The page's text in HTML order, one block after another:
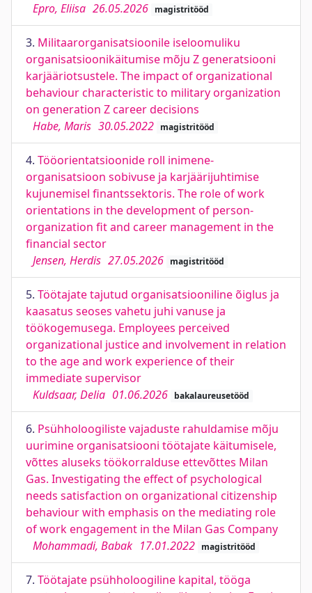
Epro, Eliisa 26.05.2026 magistritööd
3. Militaarorganisatsioonile iseloomuliku
organisatsioonikäitumise mõju Z generatsiooni
karjääriotsustele. The impact of organizational
behaviour characteristic to military organization
on generation Z career decisions
Habe, Maris 30.05.2022 magistritööd
4. Tööorientatsioonide roll inimene-
organisatsioon sobivuse ja karjäärijuhtimise
kujunemisel finantssektoris. The role of work
orientations in the development of person-
organization fit and career management in the
financial sector
Jensen, Herdis 27.05.2026 magistritööd
5. Töötajate tajutud organisatsiooniline õiglus ja
kaasatus seoses vahetu juhi vanuse ja
töökogemusega. Employees perceived
organizational justice and involvement in relation
to the age and work experience of their
immediate supervisor
Kuldsaar, Delia 01.06.2026 bakalaureusetööd
6. Psühholoogiliste vajaduste rahuldamise mõju
uurimine organisatsiooni töötajate käitumisele,
võttes aluseks töökorralduse ettevõttes Milan
Gas. Investigating the effect of psychological
needs satisfaction on organizational citizenship
behaviour with emphasis on the mediating role
of work engagement in the Milan Gas Company
Mohammadi, Babak 17.01.2022 magistritööd
7. Töötajate psühholoogiline kapital, tööga